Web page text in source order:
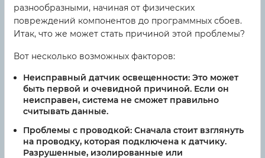
разнообразными, начиная от физических
повреждений компонентов до программных сбоев.
Итак, что же может стать причиной этой проблемы?
Вот несколько возможных факторов:
Неисправный датчик освещенности: Это может
быть первой и очевидной причиной. Если он
неисправен, система не сможет правильно
считывать данные.
Проблемы с проводкой: Сначала стоит взглянуть
на проводку, которая подключена к датчику.
Разрушенные, изолированные или